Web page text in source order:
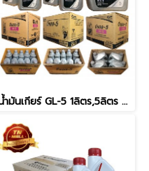
น้ำมันเกียร์ GL-5 1ลิตร,5ลิตร ยี่ห้อ PTT ( จำหน่ายยกลัง )